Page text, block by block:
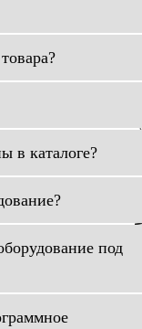
в каталоге?
под